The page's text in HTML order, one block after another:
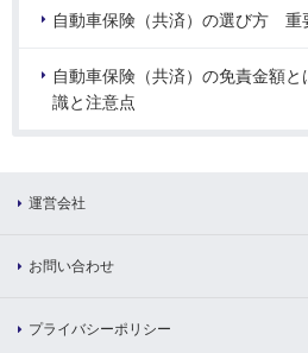
自動車保険（共済）の選び方 重
自動車保険（共済）の免責金額
識と注意点
運営会社
お問い合わせ
プライバシーポリシー